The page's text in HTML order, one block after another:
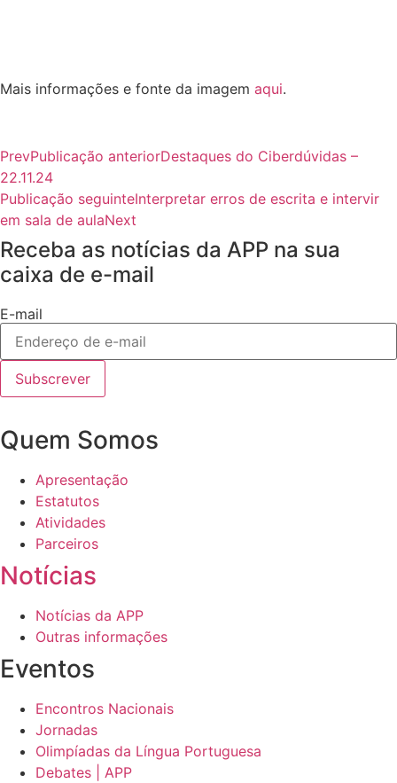
Mais informações e fonte da imagem aqui.
PrevPublicação anteriorDestaques do Ciberdúvidas –
22.11.24
Publicação seguinteInterpretar erros de escrita e intervir
em sala de aulaNext
Receba as notícias da APP na sua
caixa de e-mail
E-mail
Subscrever
Quem Somos
Apresentação
Estatutos
Atividades
Parceiros
Notícias
Notícias da APP
Outras informações
Eventos
Encontros Nacionais
Jornadas
Olimpíadas da Língua Portuguesa
Debates | APP